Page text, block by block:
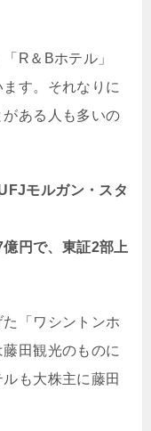
R＆Bホテル」
す。それなりに
ある人も多いの
モルガン・スタ
円で、東証2部上
「ワシントンホ
田観光のものに
も大株主に藤田